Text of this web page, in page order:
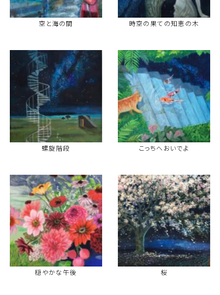
空と海の間 時空の果ての知恵の木
螺旋階段 こっちへおいでよ
穏やかな午後 桜